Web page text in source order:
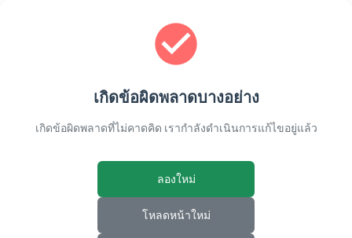
เกิดข้อผิดพลาดบางอย่าง
เกิดข้อผิดพลาดที่ไม่คาดคิด เรากำลังดำเนินการแก้ไขอยู่แล้ว
ลองใหม่
โหลดหน้าใหม่